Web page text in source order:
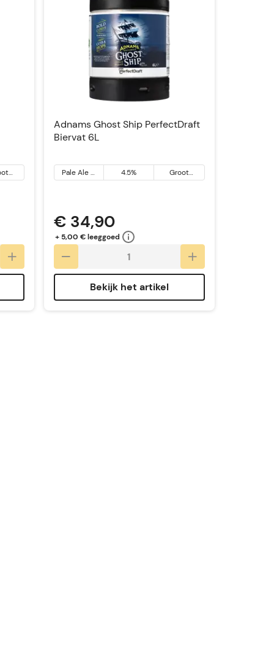
Adnams Ghost Ship PerfectDraft
Biervat 6L
€ 34,90
+ 5,00 € leeggoed
Bekijk het artikel
Pale Ale &
Ale
4.5% Groot
Brittannië